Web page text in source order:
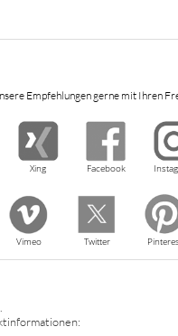
Empfehlungen gerne mit Ihren
Xing Facebook
Vimeo Twitter